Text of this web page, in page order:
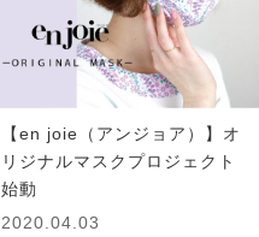
【en joie（アンジョア）】オ
リジナルマスクプロジェクト
始動
2020.04.03